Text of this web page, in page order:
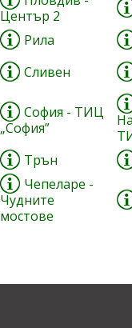
Център 2
Рила
Сливен
София - ТИЦ
„София”
Трън
Чепеларе -
Чудните
мостове